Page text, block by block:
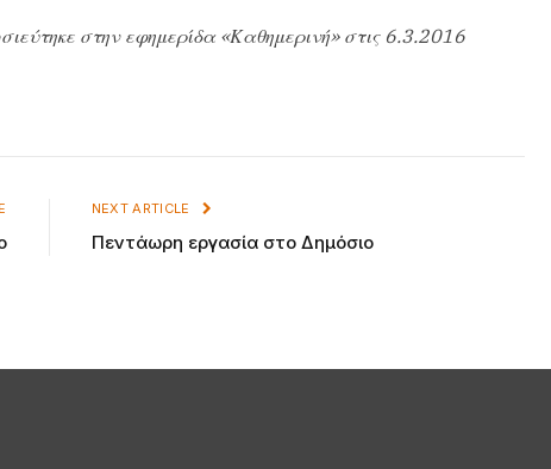
στην εφημερίδα «Καθημερινή» στις 6.3.2016
NEXT ARTICLE
Πεντάωρη εργασία στο Δημόσιο